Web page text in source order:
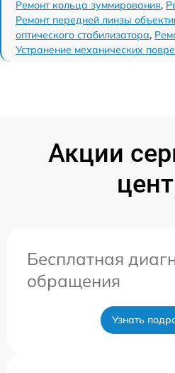
Ремонт кольца зуммирования,
Ремонт передней линзы
оптического стабилизатора,
Устранение механических
Акции
Бесплатная
обращения
Узнать